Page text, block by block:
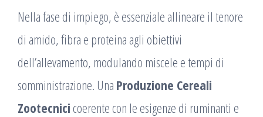
Nella fase di impiego, è essenziale allineare il tenore
di amido, fibra e proteina agli obiettivi
dell’allevamento, modulando miscele e tempi di
somministrazione. Una Produzione Cereali
Zootecnici coerente con le esigenze di ruminanti e